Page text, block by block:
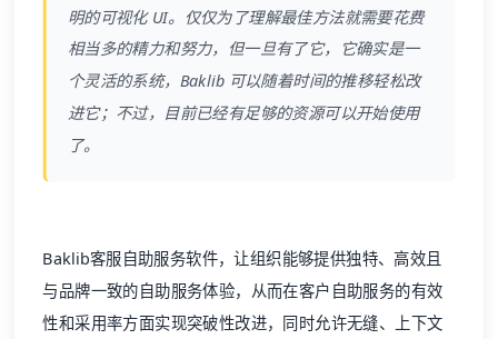
明的可视化 UI。仅仅为了理解最佳方法就需要花费
相当多的精力和努力，但一旦有了它，它确实是一
个灵活的系统， Baklib可以随着时间的推移轻松改
进它；不过，目前已经有足够的资源可以开始使用
了。
Baklib客服自助服务软件，让组织能够提供独特、高效且
与品牌一致的自助服务体验，从而在客户自助服务的有效
性和采用率方面实现突破性改进，同时允许无缝、上下文